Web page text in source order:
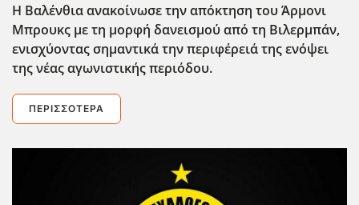
Η Βαλένθια ανακοίνωσε την απόκτηση του Άρμονι
Μπρουκς με τη μορφή δανεισμού από τη Βιλερμπάν,
ενισχύοντας σημαντικά την περιφέρειά της ενόψει
της νέας αγωνιστικής περιόδου.
ΠΕΡΙΣΣΌΤΕΡΑ